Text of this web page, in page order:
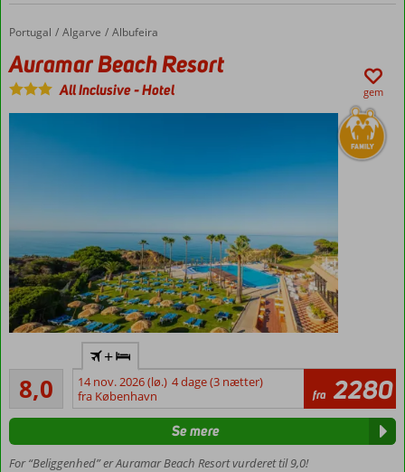
Forside
Portugal Algarve Albufeira
Auramar Beach Resort
Auramar Beach Resort
All Inclusive-Hotel gem
Fantastisk
Tæt
ved
flere
Gåafstand
8,0Meget godt
246
anmeldelser
+
14 nov. 2026 (lø.) 4 dage (3 nætter)
fra København
fra 2280
For “Beliggenhed” er Auramar Beach Resort vurderet til 9,0!
Se mere